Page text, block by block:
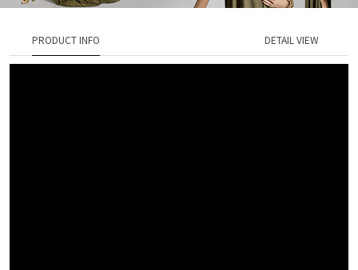
PRODUCT INFO DETAIL VIEW